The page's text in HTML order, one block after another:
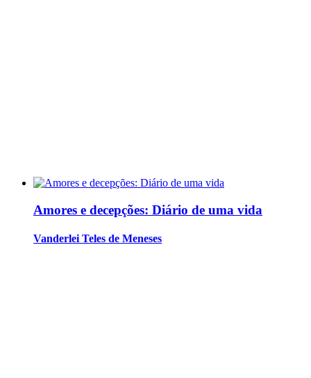
Amores e decepções: Diário de uma vida
Vanderlei Teles de Meneses